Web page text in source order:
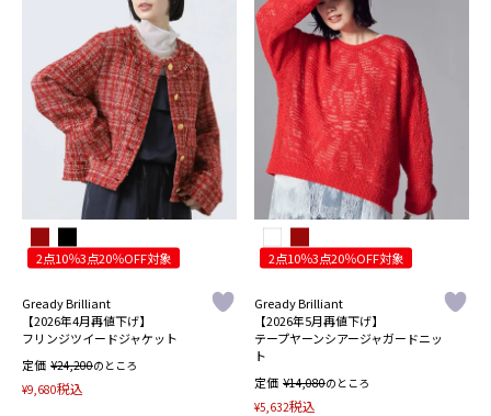
2点10％3点20％OFF対象
Gready Brilliant
【2026年4月再値下げ】
フリンジツイードジャケット
定価 ¥24,200のところ
¥9,680税込
2点10％3点20％OFF対象
Gready Brilliant
【2026年5月再値下げ】
テープヤーンシアージャガードニッ
ト
定価 ¥14,080のところ
¥5,632税込